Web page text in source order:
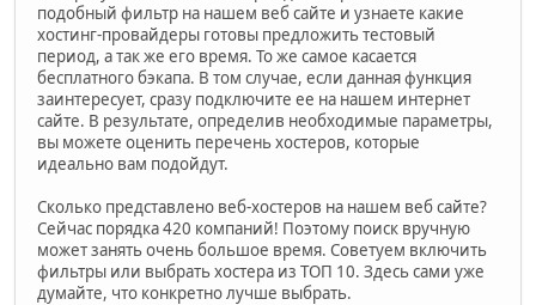
подобный фильтр на нашем веб сайте и узнаете какие
хостинг-провайдеры готовы предложить тестовый
период, а так же его время. То же самое касается
бесплатного бэкапа. В том случае, если данная функция
заинтересует, сразу подключите ее на нашем интернет
сайте. В результате, определив необходимые параметры,
вы можете оценить перечень хостеров, которые
идеально вам подойдут.
Сколько представлено веб-хостеров на нашем веб сайте?
Сейчас порядка 420 компаний! Поэтому поиск вручную
может занять очень большое время. Советуем включить
фильтры или выбрать хостера из ТОП 10. Здесь сами уже
думайте, что конкретно лучше выбрать.